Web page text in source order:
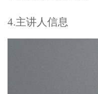
4.主讲人信息